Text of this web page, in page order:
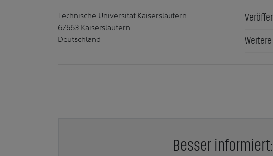
Technische Universität Kaiserslautern
67663 Kaiserslautern
Deutschland
Besser informiert: